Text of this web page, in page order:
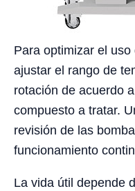
Para optimizar el
ajustar el rango de
rotación de acuerdo
compuesto a tratar.
revisión de las
funcionamiento
La vida útil depende